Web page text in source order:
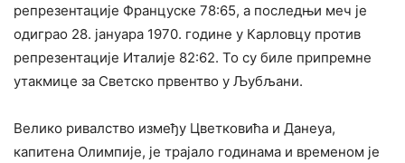
репрезентације Француске 78:65, а последњи меч је
одиграо 28. јануара 1970. године у Карловцу против
репрезентације Италије 82:62. То су биле припремне
утакмице за Светско првентво у Љубљани.
Велико ривалство између Цветковића и Данеуа,
капитена Олимпије, је трајало годинама и временом је